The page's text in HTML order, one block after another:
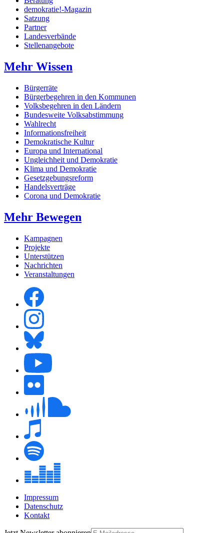
demokratie!-Magazin
Satzung
Partner
Landesverbände
Stellenangebote
Mehr Wissen
Bürgerräte
Bürgerbegehren in den Kommunen
Volksbegehren in den Ländern
Bundesweite Volksabstimmung
Wahlrecht
Informationsfreiheit
Demokratische Kultur
Europa und International
Ungleichheit und Demokratie
Klima und Demokratie
Gesetzgebungsreform
Handelsverträge
Corona und Demokratie
Mehr Bewegen
Kampagnen
Projekte
Unterstützen
Nachrichten
Veranstaltungen
Impressum
Datenschutz
Kontakt